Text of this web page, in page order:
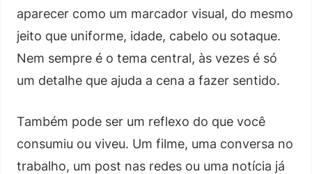
aparecer como um marcador visual, do mesmo
jeito que uniforme, idade, cabelo ou sotaque.
Nem sempre é o tema central, às vezes é só
um detalhe que ajuda a cena a fazer sentido.
Também pode ser um reflexo do que você
consumiu ou viveu. Um filme, uma conversa no
trabalho, um post nas redes ou uma notícia já